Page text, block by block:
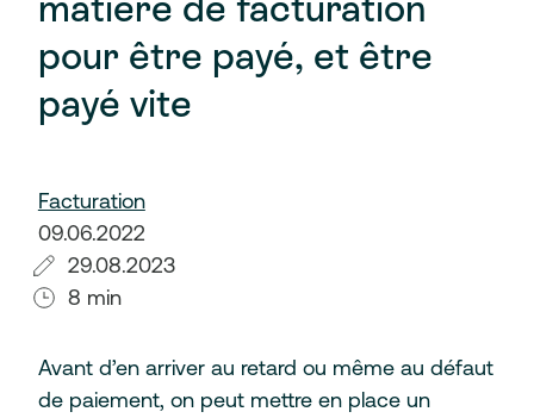
matière de facturation
pour être payé, et être
payé vite
Facturation
09.06.2022
29.08.2023
8 min
Avant d’en arriver au retard ou même au défaut
de paiement, on peut mettre en place un